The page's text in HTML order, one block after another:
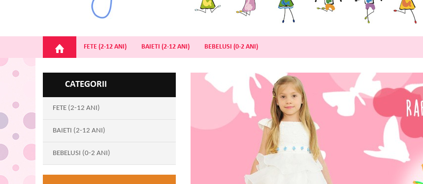
FETE (2-12 ANI) BAIETI (2-12 ANI) BEBELUSI (0-2 ANI)
CATEGORII
FETE (2-12 ANI)
BAIETI (2-12 ANI)
BEBELUSI (0-2 ANI)